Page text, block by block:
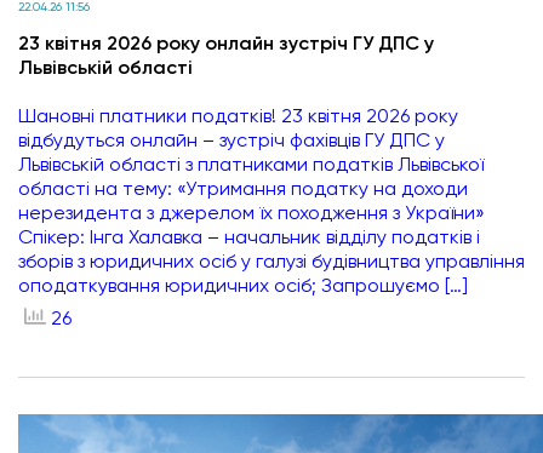
22.04.26 11:56
23 квітня 2026 року онлайн зустріч ГУ ДПС у
Львівській області
Шановні платники податків! 23 квітня 2026 року
відбудуться онлайн – зустріч фахівців ГУ ДПС у
Львівській області з платниками податків Львівської
області на тему: «Утримання податку на доходи
нерезидента з джерелом їх походження з України»
Спікер: Інга Халавка – начальник відділу податків і
зборів з юридичних осіб у галузі будівництва управління
оподаткування юридичних осіб; Запрошуємо […]
26